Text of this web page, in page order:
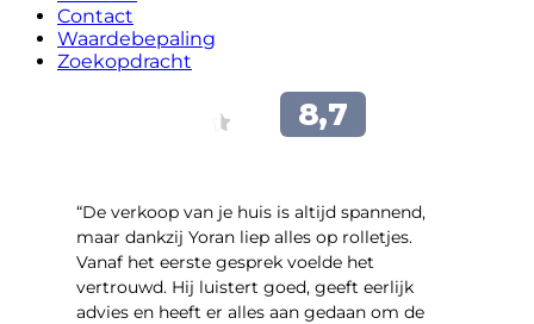
Contact
Waardebepaling
Zoekopdracht
“​De verkoop van je huis is altijd spannend,
maar dankzij Yoran liep alles op rolletjes.
Vanaf het eerste gesprek voelde het
vertrouwd. Hij luistert goed, geeft eerlijk
advies en heeft er alles aan gedaan om de